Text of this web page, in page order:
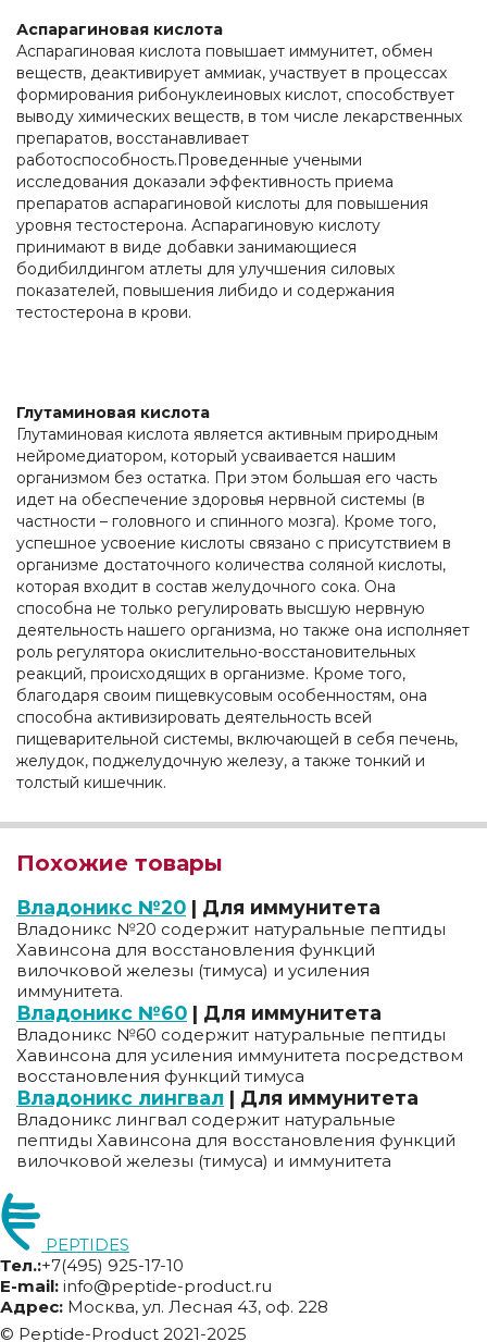
Аспарагиновая кислота
Аспарагиновая кислота повышает иммунитет, обмен
веществ, деактивирует аммиак, участвует в процессах
формирования рибонуклеиновых кислот, способствует
выводу химических веществ, в том числе лекарственных
препаратов, восстанавливает
работоспособность.Проведенные учеными
исследования доказали эффективность приема
препаратов аспарагиновой кислоты для повышения
уровня тестостерона. Аспарагиновую кислоту
принимают в виде добавки занимающиеся
бодибилдингом атлеты для улучшения силовых
показателей, повышения либидо и содержания
тестостерона в крови.
Глутаминовая кислота
Глутаминовая кислота является активным природным
нейромедиатором, который усваивается нашим
организмом без остатка. При этом большая его часть
идет на обеспечение здоровья нервной системы (в
частности – головного и спинного мозга). Кроме того,
успешное усвоение кислоты связано с присутствием в
организме достаточного количества соляной кислоты,
которая входит в состав желудочного сока. Она
способна не только регулировать высшую нервную
деятельность нашего организма, но также она исполняет
роль регулятора окислительно-восстановительных
реакций, происходящих в организме. Кроме того,
благодаря своим пищевкусовым особенностям, она
способна активизировать деятельность всей
пищеварительной системы, включающей в себя печень,
желудок, поджелудочную железу, а также тонкий и
толстый кишечник.
Похожие товары
Владоникс №20 | Для иммунитета
Владоникс №20 содержит натуральные пептиды
Хавинсона для восстановления функций
вилочковой железы (тимуса) и усиления
иммунитета.
Владоникс №60 | Для иммунитета
Владоникс №60 содержит натуральные пептиды
Хавинсона для усиления иммунитета посредством
восстановления функций тимуса
Владоникс лингвал | Для иммунитета
Владоникс лингвал содержит натуральные
пептиды Хавинсона для восстановления функций
вилочковой железы (тимуса) и иммунитета
PEPTIDES
Тел.:+7(495) 925-17-10
E-mail: info@peptide-product.ru
Адрес: Москва, ул. Лесная 43, оф. 228
© Peptide-Product 2021-2025